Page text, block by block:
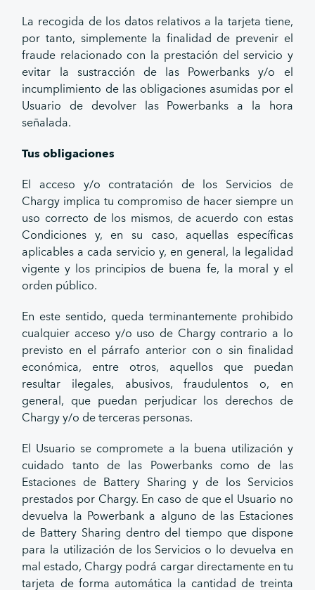
La recogida de los datos relativos a la tarjeta tiene,
por tanto, simplemente la finalidad de prevenir el
fraude relacionado con la prestación del servicio y
evitar la sustracción de las Powerbanks y/o el
incumplimiento de las obligaciones asumidas por el
Usuario de devolver las Powerbanks a la hora
señalada.
Tus obligaciones
El acceso y/o contratación de los Servicios de
Chargy implica tu compromiso de hacer siempre un
uso correcto de los mismos, de acuerdo con estas
Condiciones y, en su caso, aquellas específicas
aplicables a cada servicio y, en general, la legalidad
vigente y los principios de buena fe, la moral y el
orden público.
En este sentido, queda terminantemente prohibido
cualquier acceso y/o uso de Chargy contrario a lo
previsto en el párrafo anterior con o sin finalidad
económica, entre otros, aquellos que puedan
resultar ilegales, abusivos, fraudulentos o, en
general, que puedan perjudicar los derechos de
Chargy y/o de terceras personas.
El Usuario se compromete a la buena utilización y
cuidado tanto de las Powerbanks como de las
Estaciones de Battery Sharing y de los Servicios
prestados por Chargy. En caso de que el Usuario no
devuelva la Powerbank a alguno de las Estaciones
de Battery Sharing dentro del tiempo que dispone
para la utilización de los Servicios o lo devuelva en
mal estado, Chargy podrá cargar directamente en tu
tarjeta de forma automática la cantidad de treinta